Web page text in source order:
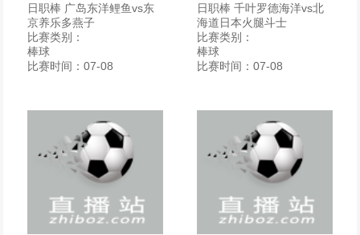
日职棒 广岛东洋鲤鱼vs东
京养乐多燕子
比赛类别：
棒球
比赛时间：07-08
日职棒 千叶罗德海洋vs北
海道日本火腿斗士
比赛类别：
棒球
比赛时间：07-08